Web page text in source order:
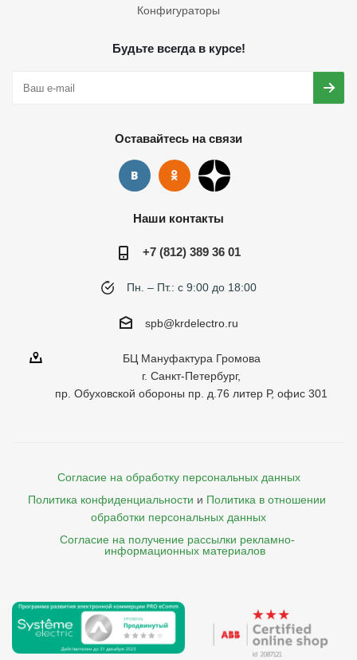
Конфигураторы
Будьте всегда в курсе!
Оставайтесь на связи
Наши контакты
+7 (812) 389 36 01
Пн. – Пт.: с 9:00 до 18:00
spb@krdelectro.ru
БЦ Мануфактура Громова
г. Санкт-Петербург,
пр. Обуховской обороны пр. д.76 литер Р, офис 301
Согласие на обработку персональных данных
Политика конфиденциальности и Политика в отношении
обработки персональных данных
Согласие на получение рассылки рекламно-
    информационных материалов